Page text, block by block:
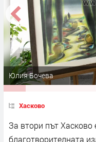
Юлия Бочева
Хасково
За втори път Хасково
благотворителната